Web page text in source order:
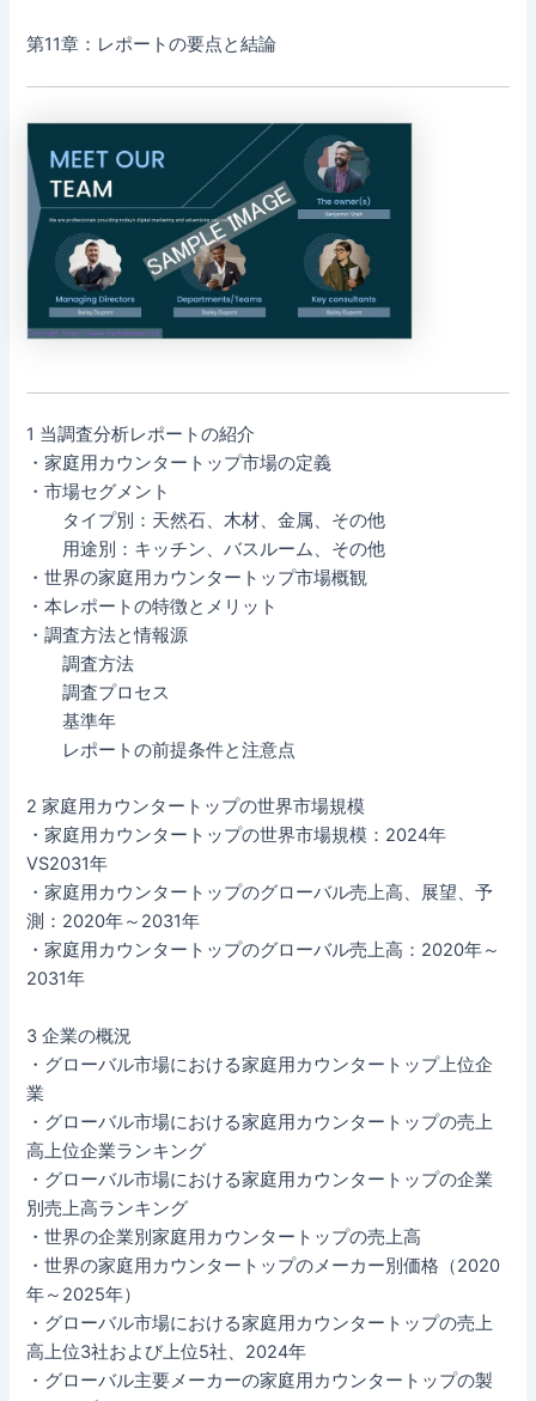
第11章：レポートの要点と結論
1 当調査分析レポートの紹介
・家庭用カウンタートップ市場の定義
・市場セグメント
タイプ別：天然石、木材、金属、その他
用途別：キッチン、バスルーム、その他
・世界の家庭用カウンタートップ市場概観
・本レポートの特徴とメリット
・調査方法と情報源
調査方法
調査プロセス
基準年
レポートの前提条件と注意点
2 家庭用カウンタートップの世界市場規模
・家庭用カウンタートップの世界市場規模：2024年
VS2031年
・家庭用カウンタートップのグローバル売上高、展望、予
測：2020年～2031年
・家庭用カウンタートップのグローバル売上高：2020年～
2031年
3 企業の概況
・グローバル市場における家庭用カウンタートップ上位企
業
・グローバル市場における家庭用カウンタートップの売上
高上位企業ランキング
・グローバル市場における家庭用カウンタートップの企業
別売上高ランキング
・世界の企業別家庭用カウンタートップの売上高
・世界の家庭用カウンタートップのメーカー別価格（2020
年～2025年）
・グローバル市場における家庭用カウンタートップの売上
高上位3社および上位5社、2024年
・グローバル主要メーカーの家庭用カウンタートップの製